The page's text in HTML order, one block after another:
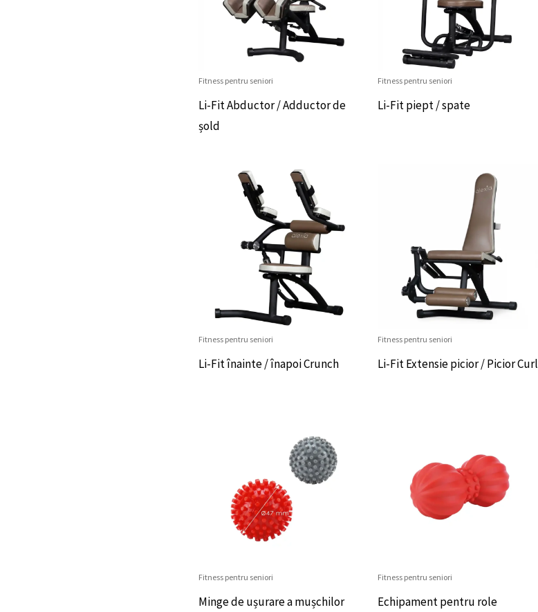
Fitness pentru seniori
Li-Fit Abductor / Adductor de
șold
Fitness pentru seniori
Li-Fit piept / spate
Fitness pentru seniori
Li-Fit înainte / înapoi Crunch
Fitness pentru seniori
Li-Fit Extensie picior / Picior Curl
Fitness pentru seniori
Minge de ușurare a mușchilor
Fitness pentru seniori
Echipament pentru role